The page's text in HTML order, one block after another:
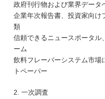
政府刊行物および業界データ
企業年次報告書、投資家向け
類
信頼できるニュースポータル
ーム
飲料フレーバーシステム市場
トペーパー
2. 一次調査